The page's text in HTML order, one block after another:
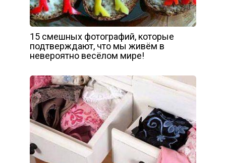
15 смешных фотографий, которые
подтверждают, что мы живём в
невероятно весёлом мире!